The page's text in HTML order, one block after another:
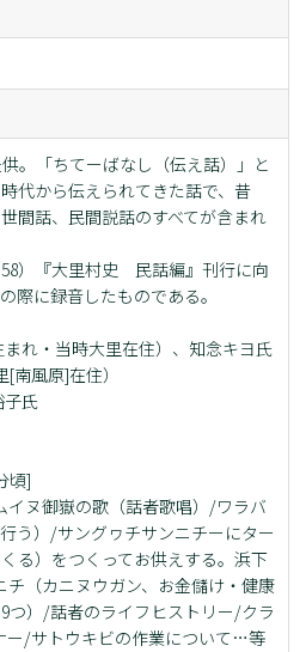
。「ちてーばなし（伝え話）」と
代から伝えられてきた話で、昔
間話、民間説話のすべてが含まれ
）『大里村史 民話編』刊行に向
際に録音したものである。
れ・当時大里在住）、知念キヨ氏
[南風原]在住）
子氏
頃]
ヌ御嶽の歌（話者歌唱）/ワラバ
う）/サングヮチサンニチーにター
る）をつくってお供えする。浜下
（カニヌウガン、お金儲け・健康
つ）/話者のライフヒストリー/クラ
ー/サトウキビの作業について…等